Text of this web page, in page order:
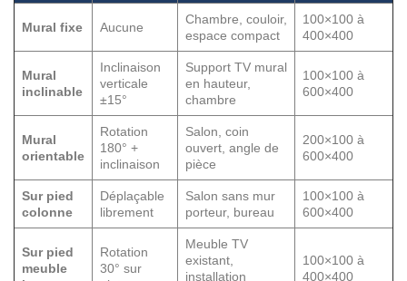
Mural fixe Aucune
Chambre, couloir,
espace compact
100×100 à
400×400
Mural
inclinable
Inclinaison
verticale
±15°
Support TV mural
en hauteur,
chambre
100×100 à
600×400
Mural
orientable
Rotation
180° +
inclinaison
Salon, coin
ouvert, angle de
pièce
200×100 à
600×400
Sur pied
colonne
Déplaçable
librement
Salon sans mur
porteur, bureau
100×100 à
600×400
Sur pied
meuble
Rotation
30° sur
Meuble TV
existant,
installation
100×100 à
400×400